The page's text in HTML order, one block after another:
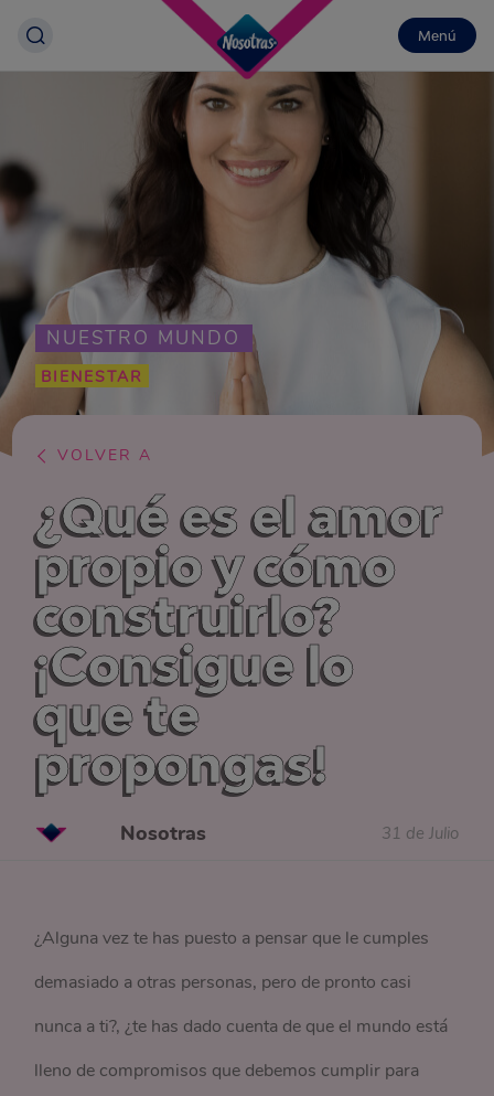
Menú
NUESTRO MUNDO
BIENESTAR
VOLVER A
¿Qué es el amor
propio y cómo
construirlo?
¡Consigue lo
que te
propongas!
Nosotras 31 de Julio
¿Alguna vez te has puesto a pensar que le cumples
demasiado a otras personas, pero de pronto casi
nunca a ti?, ¿te has dado cuenta de que el mundo está
lleno de compromisos que debemos cumplir para